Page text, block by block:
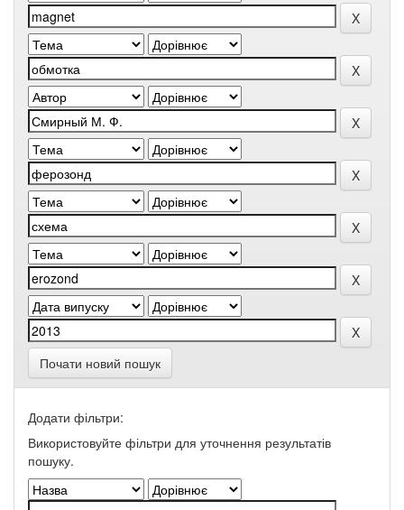
Почати новий пошук
Додати фільтри:
Використовуйте фільтри для уточнення результатів
пошуку.